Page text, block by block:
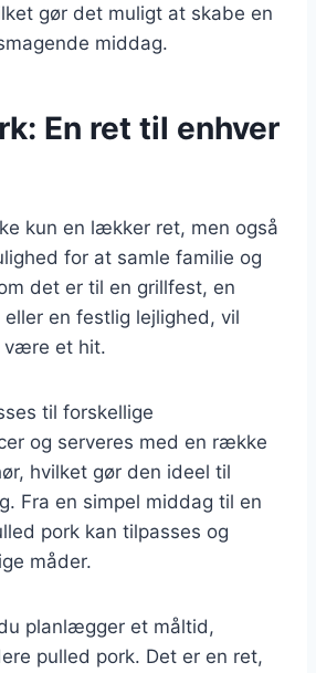
gør det muligt at skabe en
middag.
En ret til enhver
kun en lækker ret, men også
for at samle familie og
det er til en grillfest, en
en festlig lejlighed, vil
være et hit.
til forskellige
og serveres med en række
hvilket gør den ideel til
Fra en simpel middag til en
pork kan tilpasses og
måder.
planlægger et måltid,
pulled pork. Det er en ret,